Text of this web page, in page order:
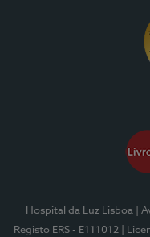
Hospital da Luz Lisboa |
Registo ERS - E111012
|